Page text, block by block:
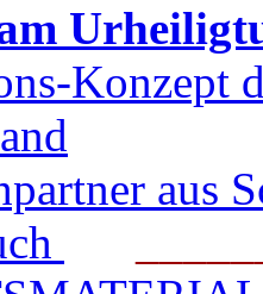
Konzept
aus